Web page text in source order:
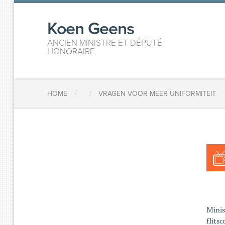
Koen Geens
ANCIEN MINISTRE ET DÉPUTÉ
HONORAIRE
HOME / / VRAGEN VOOR MEER UNIFORMITEIT